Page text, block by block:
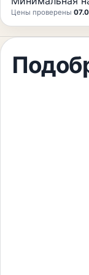
Цены проверены